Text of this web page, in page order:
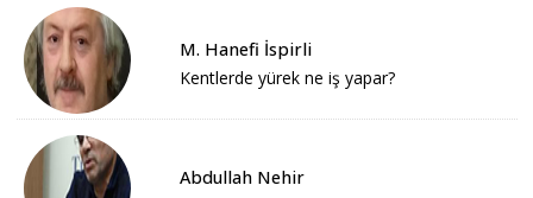
M. Hanefi İspirli
Kentlerde yürek ne iş yapar?
Abdullah Nehir